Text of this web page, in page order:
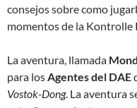
consejos sobre como
momentos de la Kontrolle
La aventura, llamada
para losAgentes del DAE
Vostok-Dong. La aventura